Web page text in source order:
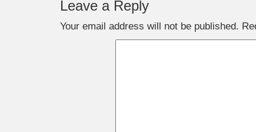
Leave a Reply
Your email address will not be published.